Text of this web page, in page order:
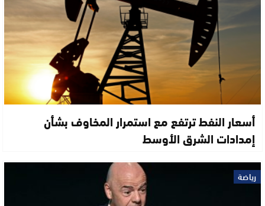
أسعار النفط ترتفع مع استمرار المخاوف بشأن
إمدادات الشرق الأوسط
رياضة